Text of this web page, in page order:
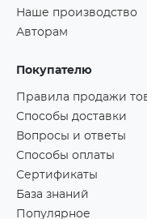
Наше производство
Авторам
Покупателю
Правила продажи
Способы доставки
Вопросы и ответы
Способы оплаты
Сертификаты
База знаний
Популярное